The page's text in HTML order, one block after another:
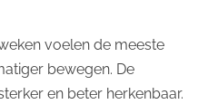
voelen de meeste
bewegen. De
en beter herkenbaar.